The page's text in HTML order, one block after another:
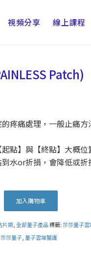
視頻分享 線上課程
Patch)
疼痛處理，一般止痛
點】與【終點】大概位
水or折損，會降低或折
加入購物車
片類 全部量子產品標籤:莎莎量子雲
莎莎量子, 量子雲端醫護